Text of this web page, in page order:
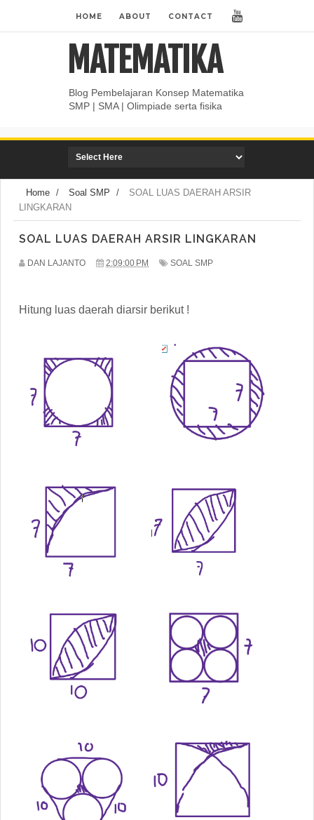
HOME ABOUT CONTACT
MATEMATIKA
Blog Pembelajaran Konsep Matematika
SMP | SMA | Olimpiade serta fisika
Home / Soal SMP /
SOAL LUAS DAERAH ARSIR
LINGKARAN
SOAL LUAS DAERAH ARSIR LINGKARAN
DAN LAJANTO 2:09:00 PM SOAL SMP
Hitung luas daerah diarsir berikut !